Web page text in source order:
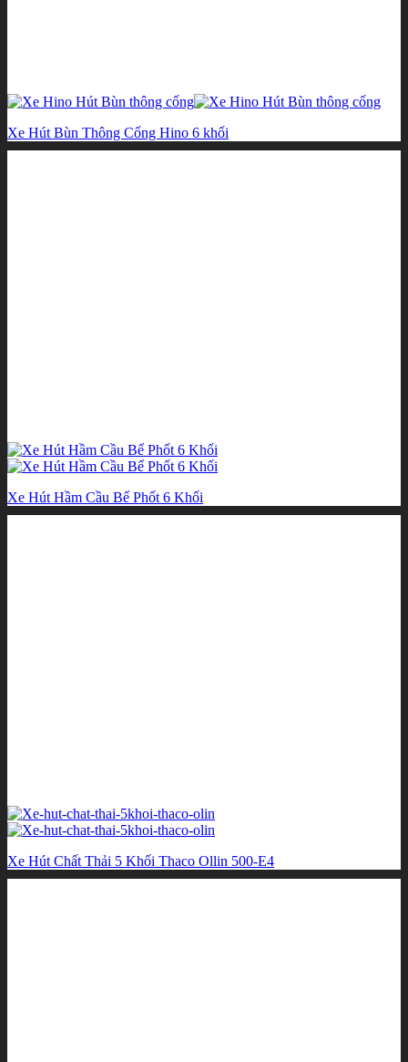
Xe Hút Bùn Thông Cống Hino 6 khối
Xe Hút Hầm Cầu Bể Phốt 6 Khối
Xe Hút Chất Thải 5 Khối Thaco Ollin 500-E4